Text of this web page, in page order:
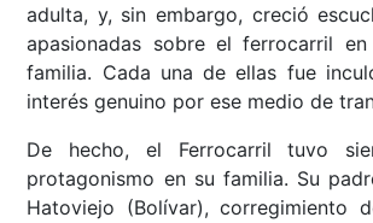
adulta, y, sin embargo, creció
apasionadas sobre el ferrocarril
familia. Cada una de ellas fue
interés genuino por ese medio de
De hecho, el Ferrocarril tuvo
protagonismo en su familia. Su
Hatoviejo (Bolívar), corregimiento